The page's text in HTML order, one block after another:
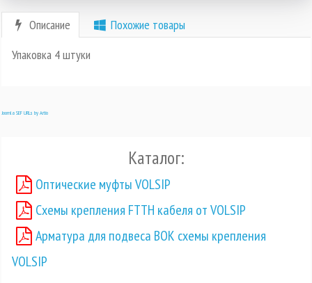
Описание
Похожие товары
Упаковка 4 штуки
Joomla SEF URLs by Artio
Каталог:
Оптические муфты VOLSIP
Схемы крепления FTTH кабеля от VOLSIP
Арматура для подвеса ВОК схемы крепления
VOLSIP